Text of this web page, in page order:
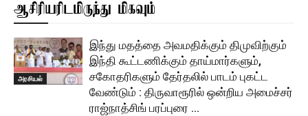
ஆசிரியரிடமிருந்து மிகவும்
அரசியல்
இந்து மதத்தை அவமதிக்கும் திமுவிற்கும்
இந்தி கூட்டணிக்கும் தாய்மார்களும்,
சகோதரிகளும் தேர்தலில் பாடம் புகட்ட
வேண்டும் : திருவாரூரில் ஒன்றிய அமைச்சர்
ராஜ்நாத்சிங் பரப்புரை …